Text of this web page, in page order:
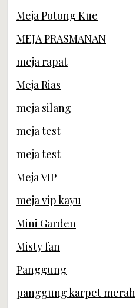
Meja Potong Kue
MEJA PRASMANAN
meja rapat
Meja Rias
meja silang
meja test
meja test
Meja VIP
meja vip kayu
Mini Garden
Misty fan
Panggung
panggung karpet merah